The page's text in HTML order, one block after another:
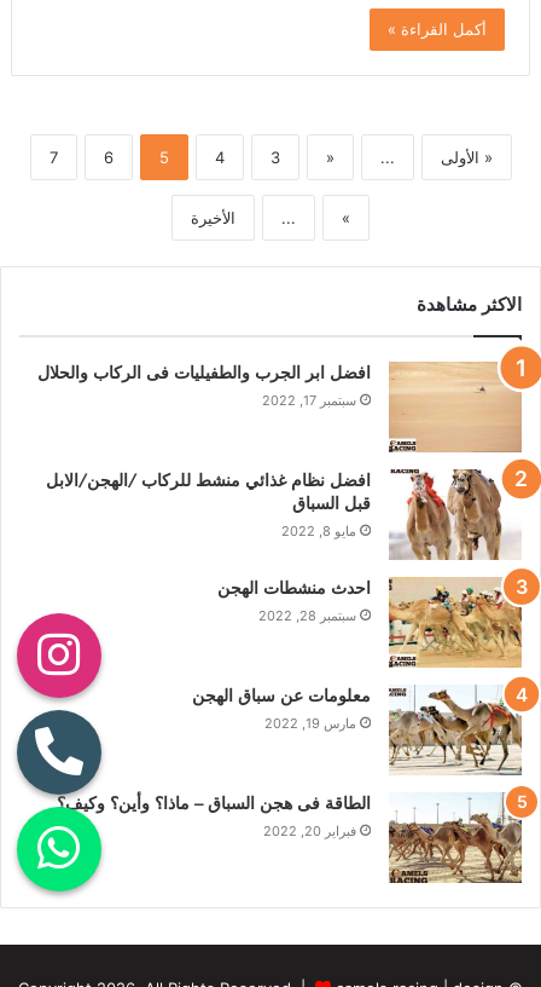
أكمل القراءة »
« الأولى ...
«
3
4
5
6
7
»
... الأخيرة
الاكثر مشاهدة
افضل ابر الجرب والطفيليات فى الركاب والحلال
سبتمبر 17, 2022
افضل نظام غذائي منشط للركاب /الهجن/الابل
قبل السباق
مايو 8, 2022
احدث منشطات الهجن
سبتمبر 28, 2022
معلومات عن سباق الهجن
مارس 19, 2022
الطاقة فى هجن السباق – ماذا؟ وأين؟ وكيف؟
فبراير 20, 2022